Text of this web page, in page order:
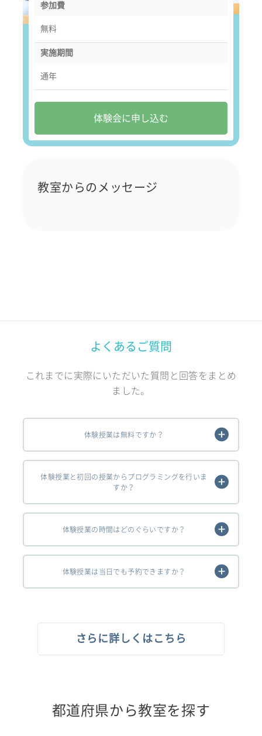
参加費
無料
実施期間
通年
体験会に申し込む
教室からのメッセージ
よくあるご質問
これまでに実際にいただいた質問と回答をまとめ
ました。
体験授業は無料ですか？
体験授業と初回の授業からプログラミングを行いま
すか？
体験授業の時間はどのぐらいですか？
体験授業は当日でも予約できますか？
さらに詳しくはこちら
都道府県から教室を探す